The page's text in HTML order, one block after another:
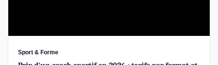
Sport & Forme